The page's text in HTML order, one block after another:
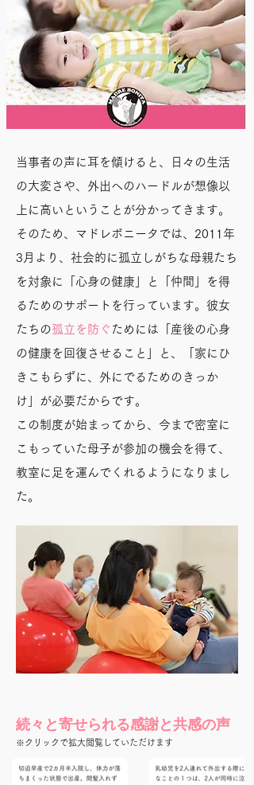
当事者の声に耳を傾けると、日々の生活
の大変さや、外出へのハードルが想像以
上に高いということが分かってきます。
そのため、マドレボニータでは、2011年
3月より、社会的に孤立しがちな母親たち
を対象に「心身の健康」と「仲間」を得
るためのサポートを行っています。彼女
たちの孤立を防ぐ ためには「産後の心身
の健康を回復させること」と、「家にひ
きこもらずに、外にでるためのきっか
け」が必要だからです。
この制度が始まってから、今まで密室に
こもっていた母子が参加の機会を得て、
教室に足を運んでくれるようになりまし
た。
続々と寄せられる感謝と共感の声
※クリックで拡大閲覧していただけます